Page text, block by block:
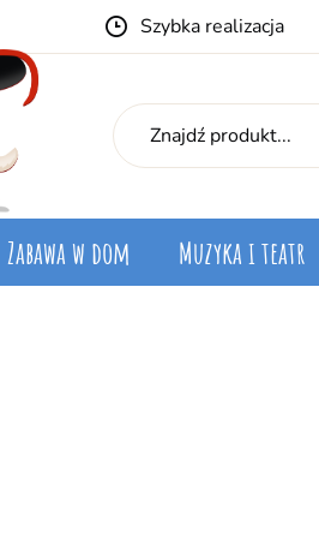
Szybka realizacja
Zabawa w dom Muzyka i teatr